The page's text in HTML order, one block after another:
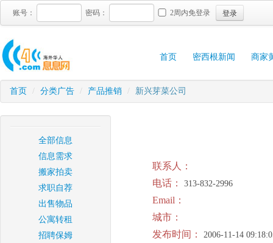
账号： 密码： 2周内免登录 登录
首页 密西根新闻 商家
首页 / 分类广告 / 产品推销 / 新兴芽菜公司
全部信息
信息需求
搬家拍卖
求职自荐
出售物品
公寓转租
招聘保姆
联系人：
电话：
313-832-2996
Email：
城市：
发布时间：
2006-11-14